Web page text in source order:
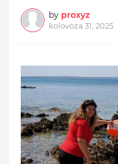
by proxyz
kolovoza 31, 2025